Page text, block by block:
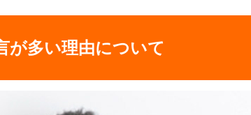
が多い理由について